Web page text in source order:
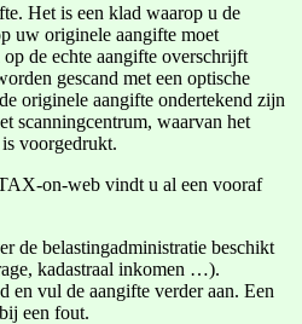
Het is een klad waarop u de
uw originele aangifte moet
de echte aangifte overschrijft
gescand met een optische
originele aangifte ondertekend zijn
scanningcentrum, waarvan het
voorgedrukt.
on-web vindt u al een vooraf
de belastingadministratie beschikt
kadastraal inkomen …).
en vul de aangifte verder aan. Een
een fout.